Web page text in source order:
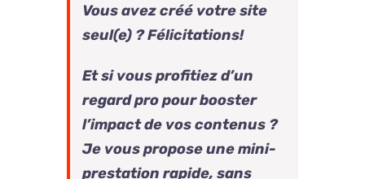
Vous avez créé votre site
seul(e) ? Félicitations!
Et si vous profitiez d’un
regard pro pour booster
l’impact de vos contenus ?
Je vous propose une mini-
prestation rapide, sans